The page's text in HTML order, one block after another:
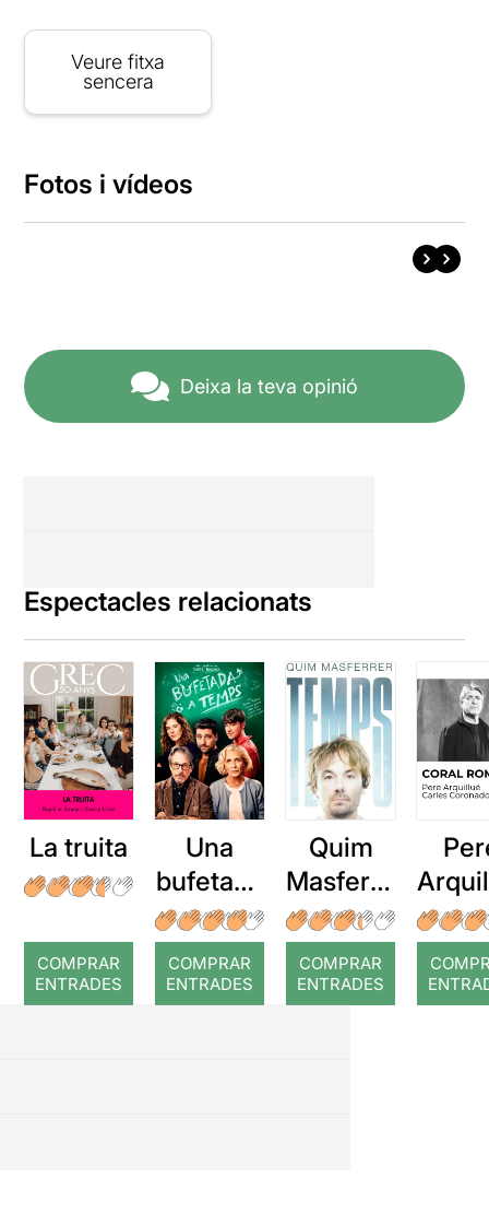
Veure fitxa
sencera
Fotos i vídeos
Deixa la teva opinió
Espectacles relacionats
La truita
COMPRAR
ENTRADES
Una
bufetada
a temps
COMPRAR
ENTRADES
Quim
Masferre
r: Temps
COMPRAR
ENTRADES
: